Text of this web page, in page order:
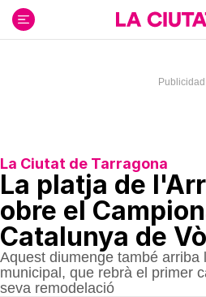
contenido
La Ciutat de Tarragona
La platja de
obre el
Catalunya de
Aquest diumenge també arriba
municipal, que rebrà el primer
seva remodelació